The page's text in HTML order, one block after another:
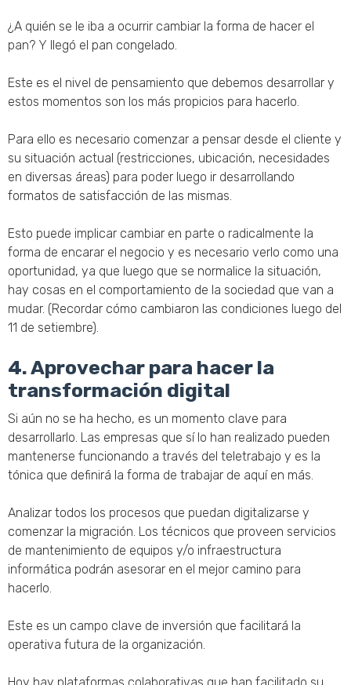
¿A quién se le iba a ocurrir cambiar la forma de hacer el
pan? Y llegó el pan congelado.
Este es el nivel de pensamiento que debemos desarrollar y
estos momentos son los más propicios para hacerlo.
Para ello es necesario comenzar a pensar desde el cliente y
su situación actual (restricciones, ubicación, necesidades
en diversas áreas) para poder luego ir desarrollando
formatos de satisfacción de las mismas.
Esto puede implicar cambiar en parte o radicalmente la
forma de encarar el negocio y es necesario verlo como una
oportunidad, ya que luego que se normalice la situación,
hay cosas en el comportamiento de la sociedad que van a
mudar. (Recordar cómo cambiaron las condiciones luego del
11 de setiembre).
4. Aprovechar para hacer la
transformación digital
Si aún no se ha hecho, es un momento clave para
desarrollarlo. Las empresas que sí lo han realizado pueden
mantenerse funcionando a través del teletrabajo y es la
tónica que definirá la forma de trabajar de aquí en más.
Analizar todos los procesos que puedan digitalizarse y
comenzar la migración. Los técnicos que proveen servicios
de mantenimiento de equipos y/o infraestructura
informática podrán asesorar en el mejor camino para
hacerlo.
Este es un campo clave de inversión que facilitará la
operativa futura de la organización.